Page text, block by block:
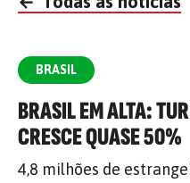
BRASIL
BRASIL EM ALTA:
CRESCE QUASE 50%
4,8 milhões de